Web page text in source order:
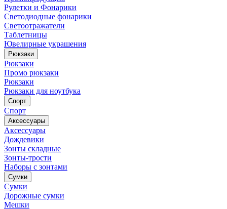
Рулетки и Фонарики
Светодиодные фонарики
Светоотражатели
Таблетницы
Ювелирные украшения
Рюкзаки
Рюкзаки
Промо рюкзаки
Рюкзаки
Рюкзаки для ноутбука
Спорт
Спорт
Аксессуары
Аксессуары
Дождевики
Зонты складные
Зонты-трости
Наборы с зонтами
Сумки
Сумки
Дорожные сумки
Мешки